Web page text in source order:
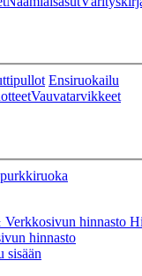
Ensiruokailu
Vauvatarvikkeet
Verkkosivun hinnasto
hinnasto
sisään